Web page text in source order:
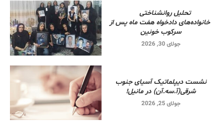
تحلیل روانشناختی
خانواده‌های دادخواه هفت ماه پس از
سرکوب خونین
جولای 30, 2026
نشست دیپلماتیک آسیای جنوب
شرقی‌(آ.سه.آن) در مانیل!
جولای 25, 2026